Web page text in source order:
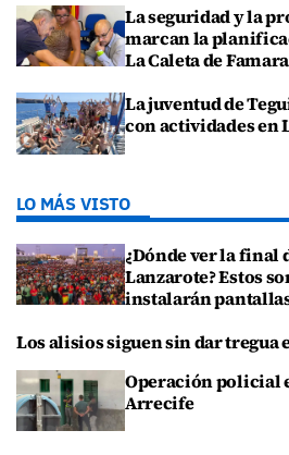
La seguridad y la
marcan la
La Caleta de Famara
La juventud de
con actividades en
LO MÁS VISTO
¿Dónde ver la final
Lanzarote? Estos
instalarán
Los alisios siguen sin dar tregua
Operación policial
Arrecife